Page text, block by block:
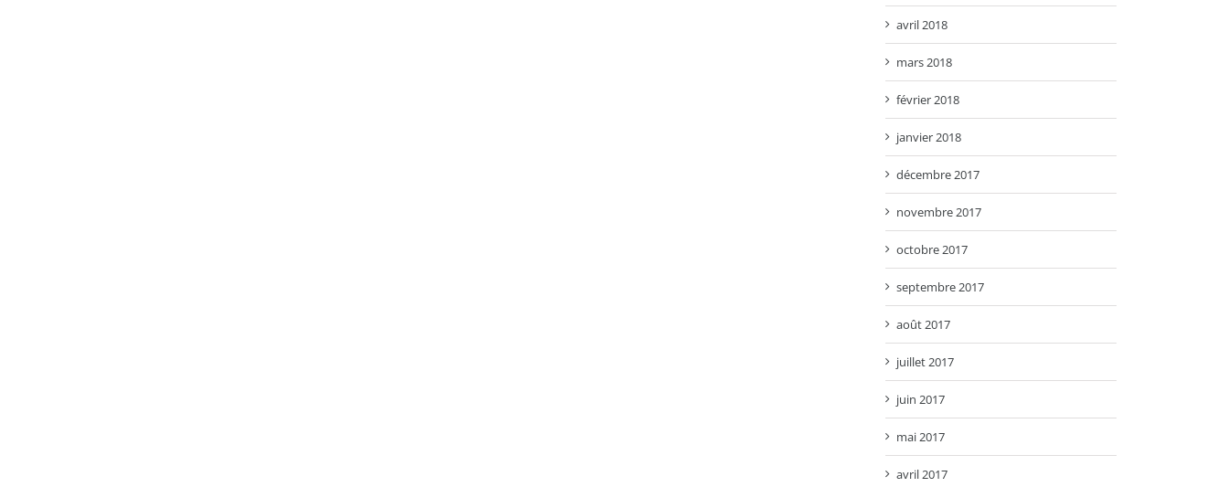
avril 2018
mars 2018
février 2018
janvier 2018
décembre 2017
novembre 2017
octobre 2017
septembre 2017
août 2017
juillet 2017
juin 2017
mai 2017
avril 2017